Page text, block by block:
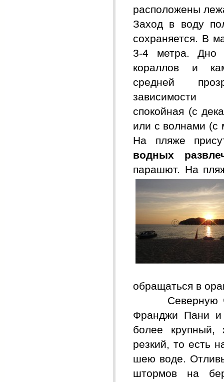
расположены
Заход в воду
сохраняется. В
3-4 метра. Дно
кораллов и
средней
спокойная (с
или с волнами (с
На пляже
водных
парашют. На
обращаться в
Северную
Франджи Пани и
более
резкий, то есть
шею воде.
штормов на